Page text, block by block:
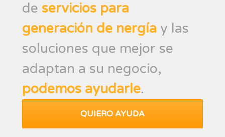
de servicios para
generación de nergía y las
soluciones que mejor se
adaptan a su negocio,
podemos ayudarle.
QUIERO AYUDA